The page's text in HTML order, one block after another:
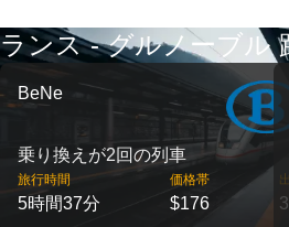
ランス - グルノーブル
BeNe
乗り換えが2回の列車
旅行時間
5時間37分
価格帯
$176 3